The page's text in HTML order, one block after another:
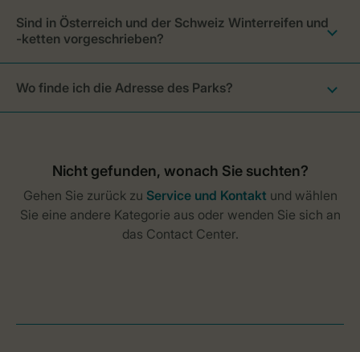
Sind in Österreich und der Schweiz Winterreifen und
-ketten vorgeschrieben?
Wo finde ich die Adresse des Parks?